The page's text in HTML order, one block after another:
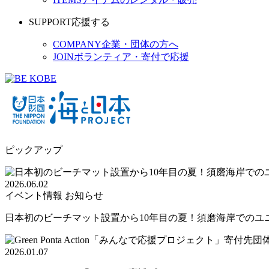
SUPPORT応援する
COMPANY企業・団体の方へ
JOINボランティア・寄付で応援
ピックアップ
2026.06.02
イベント情報 お知らせ
日本初のビーチマット設置から10年目の夏！須磨海岸でのユ
2026.01.07